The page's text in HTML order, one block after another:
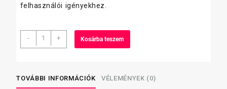
felhasználói igényekhez.
-
vödörhöz
csavaró
mennyiség
+ Kosárba teszem
TOVÁBBI INFORMÁCIÓK VÉLEMÉNYEK (0)